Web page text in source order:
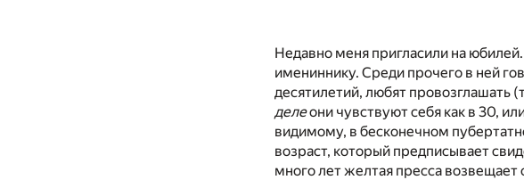
Недавно меня пригласили на
имениннику. Среди прочего в ней
десятилетий, любят провозглашать
делеони чувствуют себя как в 30,
видимому, в бесконечном
возраст, который предписывает
много лет желтая пресса возвещает